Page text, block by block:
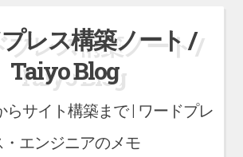
レス構築ノート /
Taiyo Blog
らサイト構築まで | ワードプレ
・エンジニアのメモ